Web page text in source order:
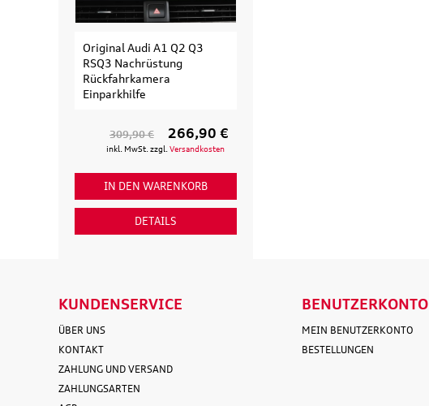
Original Audi A1 Q2 Q3
RSQ3 Nachrüstung
Rückfahrkamera
Einparkhilfe
309,90 € 266,90 €
inkl. MwSt. zzgl. Versandkosten
IN DEN WARENKORB
DETAILS
KUNDENSERVICE
ÜBER UNS
KONTAKT
ZAHLUNG UND VERSAND
ZAHLUNGSARTEN
BENUTZERKONTO
MEIN BENUTZERKONTO
BESTELLUNGEN